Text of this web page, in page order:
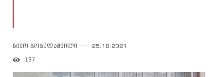
ნინო გოგილაშვილი 25.10.2021
137